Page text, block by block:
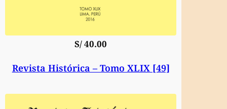
S/40.00
Revista Histórica – Tomo XLIX [49]